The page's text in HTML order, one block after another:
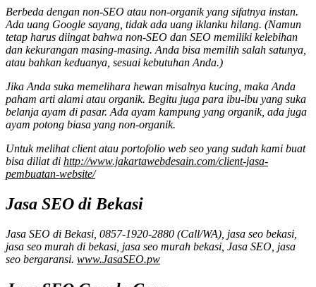
Berbeda dengan non-SEO atau non-organik yang sifatnya instan.
Ada uang Google sayang, tidak ada uang iklanku hilang. (Namun
tetap harus diingat bahwa non-SEO dan SEO memiliki kelebihan
dan kekurangan masing-masing. Anda bisa memilih salah satunya,
atau bahkan keduanya, sesuai kebutuhan Anda.)
Jika Anda suka memelihara hewan misalnya kucing, maka Anda
paham arti alami atau organik. Begitu juga para ibu-ibu yang suka
belanja ayam di pasar. Ada ayam kampung yang organik, ada juga
ayam potong biasa yang non-organik.
Untuk melihat client atau portofolio web seo yang sudah kami buat
bisa diliat di http://www.jakartawebdesain.com/client-jasa-
pembuatan-website/
Jasa SEO di Bekasi
Jasa SEO di Bekasi, 0857-1920-2880 (Call/WA), jasa seo bekasi,
jasa seo murah di bekasi, jasa seo murah bekasi, Jasa SEO, jasa
seo bergaransi. www.JasaSEO.pw